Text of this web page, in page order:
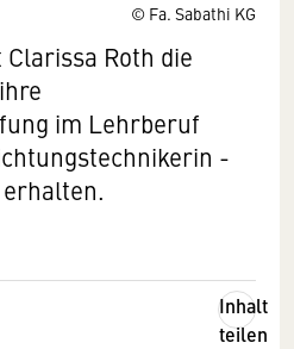
© Fa. Sabathi KG
Roth die
im Lehrberuf
-
Inhalt
teilen